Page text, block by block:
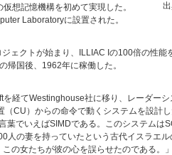
出
想記憶機構を初めて実現した。
Laboratoryに設置された。
ェクトが始まり、ILLIAC Iの100倍の性能
国後、1962年に稼働した。
経てWestinghouse社に移り、レーダー
CU）からの命令で動くシステムを設計
でいえばSIMDである。このシステムは
の妻を持っていたという古代イスラエ
の女たちが彼の心を誤らせたのである。